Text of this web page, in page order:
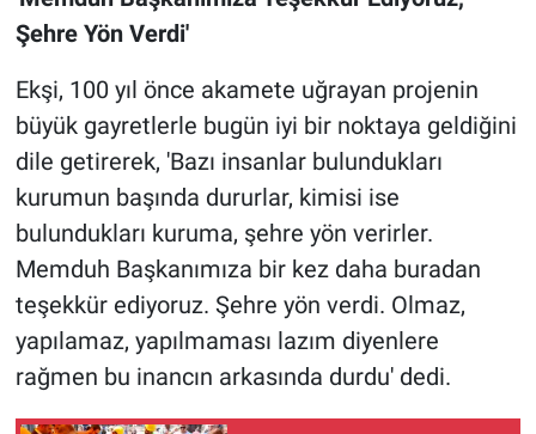
Şehre Yön Verdi'
Ekşi, 100 yıl önce akamete uğrayan projenin
büyük gayretlerle bugün iyi bir noktaya geldiğini
dile getirerek, 'Bazı insanlar bulundukları
kurumun başında dururlar, kimisi ise
bulundukları kuruma, şehre yön verirler.
Memduh Başkanımıza bir kez daha buradan
teşekkür ediyoruz. Şehre yön verdi. Olmaz,
yapılamaz, yapılmaması lazım diyenlere
rağmen bu inancın arkasında durdu' dedi.